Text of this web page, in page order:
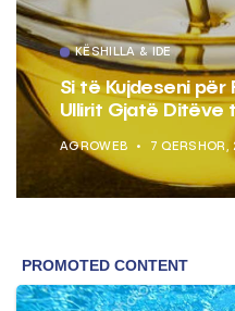
KËSHILLA & IDE
Si të Kujdeseni për
Ullirit Gjatë Ditëve
AGROWEB 7 QERSHOR,